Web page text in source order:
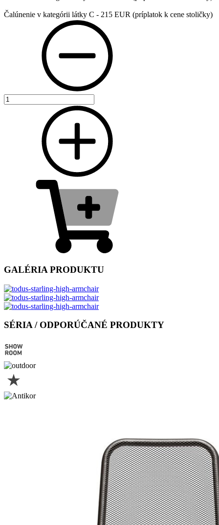
Čalúnenie v kategórii látky C - 215 EUR (príplatok k cene stoličky)
GALÉRIA PRODUKTU
SÉRIA / ODPORÚČANÉ PRODUKTY